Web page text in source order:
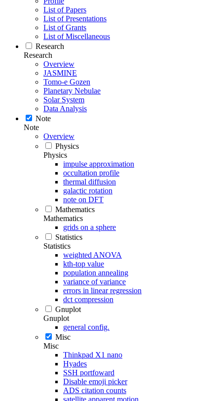
List of Papers
List of Presentations
List of Grants
List of Miscellaneous
Research
Research
Overview
JASMINE
Tomo-e Gozen
Planetary Nebulae
Solar System
Data Analysis
Note
Note
Overview
Physics
Physics
impulse approximation
occultation profile
thermal diffusion
galactic rotation
note on DFT
Mathematics
Mathematics
grids on a sphere
Statistics
Statistics
weighted ANOVA
kth-top value
population annealing
variance of variance
errors in linear regression
dct compression
Gnuplot
Gnuplot
general config.
Misc
Misc
Thinkpad X1 nano
Hyades
SSH portfoward
Disable emoji picker
ADS citation counts
satellite apparent motion